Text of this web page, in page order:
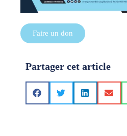
Faire un don
Partager cet article